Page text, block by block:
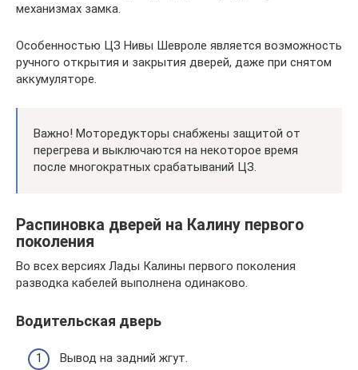
механизмах замка.
Особенностью ЦЗ Нивы Шевроле является возможность
ручного открытия и закрытия дверей, даже при снятом
аккумуляторе.
Важно! Моторедукторы снабжены защитой от
перегрева и выключаются на некоторое время
после многократных срабатываний ЦЗ.
Распиновка дверей на Калину первого
поколения
Во всех версиях Лады Калины первого поколения
разводка кабелей выполнена одинаково.
Водительская дверь
Вывод на задний жгут.